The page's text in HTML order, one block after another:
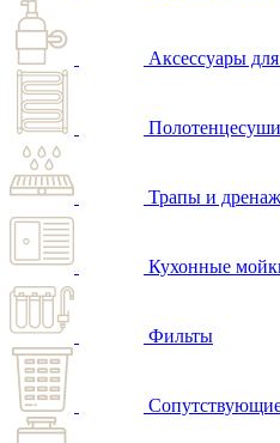
Аксессуары
Трапы и
Кухонные
Фильты